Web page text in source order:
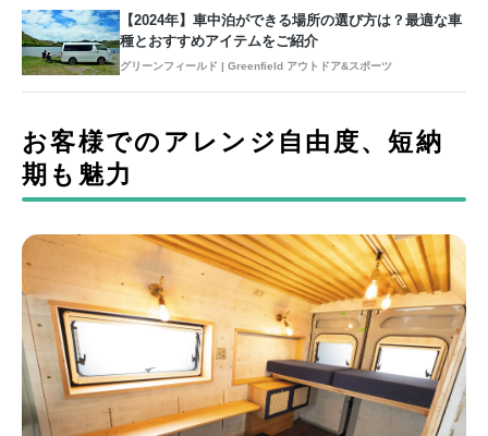
【2024年】車中泊ができる場所の選び方は？最適な車
種とおすすめアイテムをご紹介
グリーンフィールド | Greenfield アウトドア&スポーツ
お客様でのアレンジ自由度、短納
期も魅力